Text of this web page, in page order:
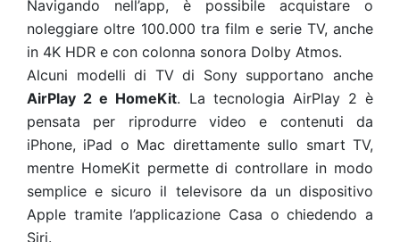
Navigando nell’app, è possibile acquistare o
noleggiare oltre 100.000 tra film e serie TV, anche
in 4K HDR e con colonna sonora Dolby Atmos.
Alcuni modelli di TV di Sony supportano anche
AirPlay 2 e HomeKit. La tecnologia AirPlay 2 è
pensata per riprodurre video e contenuti da
iPhone, iPad o Mac direttamente sullo smart TV,
mentre HomeKit permette di controllare in modo
semplice e sicuro il televisore da un dispositivo
Apple tramite l’applicazione Casa o chiedendo a
Siri.